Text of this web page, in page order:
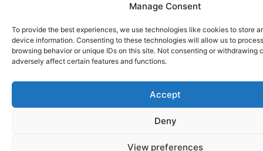
Manage Consent
To provide the best experiences, we use technologies like cookies to store
device information. Consenting to these technologies will allow us to
browsing behavior or unique IDs on this site. Not consenting or withdrawing
adversely affect certain features and functions.
Accept
Deny
View preferences